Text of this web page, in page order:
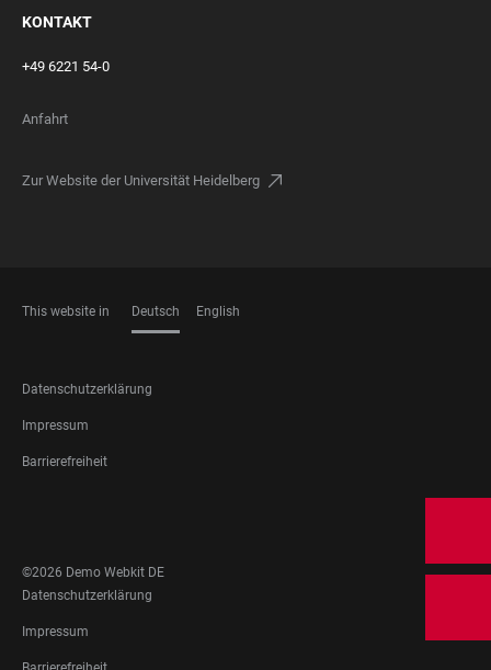
KONTAKT
+49 6221 54-0
Anfahrt
Zur Website der Universität Heidelberg
This website in Deutsch English
FOOTER
LEGAL
Datenschutzerklärung
Impressum
Barrierefreiheit
MEDIA
©2026 Demo Webkit DE
FOOTER
LEGAL
Datenschutzerklärung
Impressum